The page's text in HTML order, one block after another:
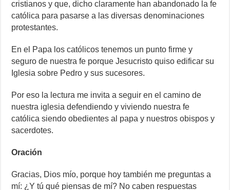
cristianos y que, dicho claramente han abandonado la fe
católica para pasarse a las diversas denominaciones
protestantes.
En el Papa los católicos tenemos un punto firme y
seguro de nuestra fe porque Jesucristo quiso edificar su
Iglesia sobre Pedro y sus sucesores.
Por eso la lectura me invita a seguir en el camino de
nuestra iglesia defendiendo y viviendo nuestra fe
católica siendo obedientes al papa y nuestros obispos y
sacerdotes.
Oración
Gracias, Dios mío, porque hoy también me preguntas a
mí: ¿Y tú qué piensas de mí? No caben respuestas